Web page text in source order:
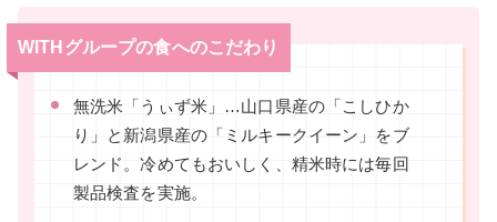
WITHグループの食へのこだわり
無洗米「うぃず米」…山口県産の「こしひか
り」と新潟県産の「ミルキークイーン」をブ
レンド。冷めてもおいしく、精米時には毎回
製品検査を実施。